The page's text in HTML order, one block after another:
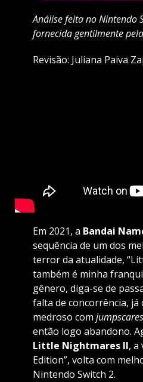
Análise feita no Nintendo
fornecida gentilmente pela
Revisão: Juliana Paiva
Em 2021, a Bandai
sequência de um dos
terror da atualidade,
também é minha
gênero, diga-se de
falta de concorrência, já
medroso com jumpscares
então logo abandono.
Little Nightmares II, a
Edition”, volta com
Nintendo Switch 2.